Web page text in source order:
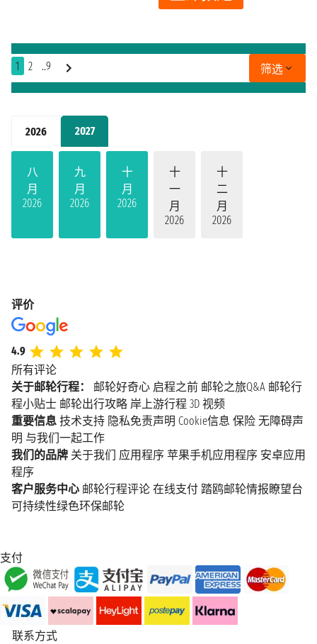
2026 2027
八
月
2026
九
月
2026
十
月
2026
十
一
月
2026
十
二
月
2026
1 2 ..9 筛选
评价
4.9
所有评论
关于邮轮行程：
邮轮好奇心 启程之前 邮轮之旅Q&A 邮轮行
程小贴士 邮轮出行攻略 岸上游行程 3D 视频
重要信息 技术支持 隐私免责声明 Cookie信息 保险 无障碍声
明 与我们一起工作
我们的品牌 关于我们 应用程序 苹果手机应用程序 安卓应用
程序
客户服务中心 邮轮行程评论 在线支付 踏鸥邮轮情报瞭望台
可持续性绿色环保邮轮
支付
联系方式